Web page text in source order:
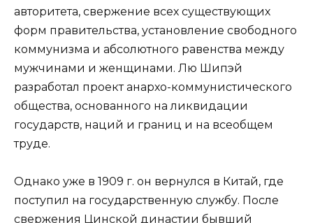
авторитета, свержение всех существующих
форм правительства, установление свободного
коммунизма и абсолютного равенства между
мужчинами и женщинами. Лю Шипэй
разработал проект анархо-коммунистического
общества, основанного на ликвидации
государств, наций и границ и на всеобщем
труде.
Однако уже в 1909 г. он вернулся в Китай, где
поступил на государственную службу. После
свержения Цинской династии бывший